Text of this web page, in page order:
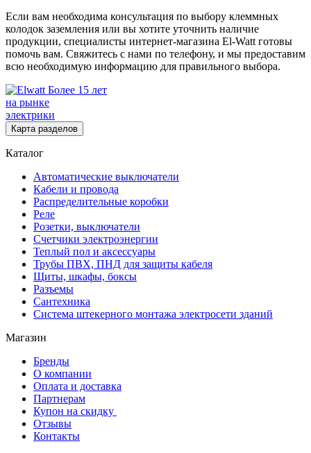
Если вам необходима консультация по выбору клеммных
колодок заземления или вы хотите уточнить наличие
продукции, специалисты интернет-магазина El-Watt готовы
помочь вам. Свяжитесь с нами по телефону, и мы предоставим
всю необходимую информацию для правильного выбора.
Более 15 лет
на рынке
электрики
Карта разделов
Каталог
Автоматические выключатели
Кабели и провода
Распределительные коробки
Реле
Розетки, выключатели
Счетчики электроэнергии
Теплый пол и аксессуары
Трубы ПВХ, ПНД для защиты кабеля
Щиты, шкафы, боксы
Разъемы
Сантехника
Система штекерного монтажа электросети зданий
Магазин
Бренды
О компании
Оплата и доставка
Партнерам
Купон на скидку
Отзывы
Контакты